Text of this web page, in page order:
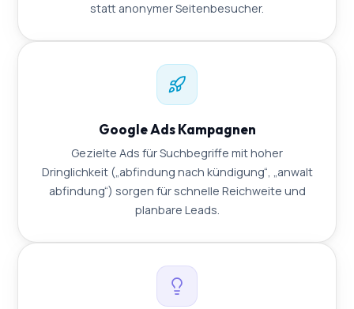
statt anonymer Seitenbesucher.
Google Ads Kampagnen
Gezielte Ads für Suchbegriffe mit hoher
Dringlichkeit („abfindung nach kündigung“, „anwalt
abfindung“) sorgen für schnelle Reichweite und
planbare Leads.